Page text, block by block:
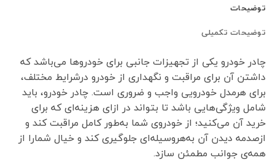
توضیحات
توضیحات تکمیلی
چادر خودرو یکی از تجهیزات جانبی برای خودروها می‌باشد که
داشتن آن برای مراقبت و نگهداری از خودرو درشرایط مختلف،
برای هرمدل خودرویی واجب و ضروری است. چادر خودرو، باید
شامل ویژگی‌هایی باشد تا بتواند در ازای هزینه‌ای که برای
خرید آن می‌کنید؛ از خودروی شما به‌طور کامل مراقبت کند و
ازصدمه دیدن آن به‌هروسیله‌ای جلوگیری کند و خیال شمارا از
همه‌ی جوانب مطمئن سازد.